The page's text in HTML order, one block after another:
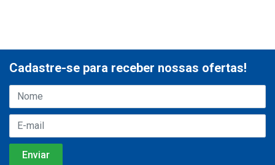
Cadastre-se para receber nossas ofertas!